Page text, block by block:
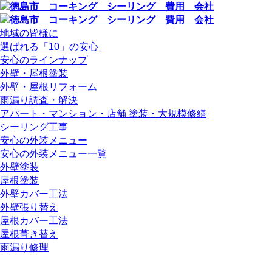
地域の皆様に
選ばれる「10」の安心
安心のラインナップ
外壁・屋根塗装
外壁・屋根リフォーム
雨漏り調査・解決
アパート・マンション・店舗 塗装・大規模修繕
シーリング工事
安心の外装メニュー
安心の外装メニュー一覧
外壁塗装
屋根塗装
外壁カバー工法
外壁張り替え
屋根カバー工法
屋根葺き替え
雨漏り修理